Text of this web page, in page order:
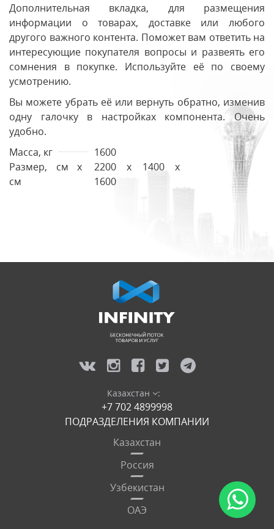
Дополнительная вкладка, для размещения
информации о товарах, доставке или любого
другого важного контента. Поможет вам ответить на
интересующие покупателя вопросы и развеять его
сомнения в покупке. Используйте её по своему
усмотрению.
Вы можете убрать её или вернуть обратно, изменив
одну галочку в настройках компонента. Очень
удобно.
Масса, кг
1600
Размер, см х
см
2200 х 1400 х
1600
Казахстан :
+7 702 4899998
ПОДРАЗДЕЛЕНИЯ КОМПАНИИ
Казахстан
Россия
Узбекистан
ОАЭ